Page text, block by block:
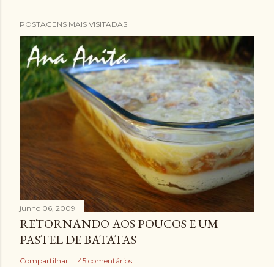
POSTAGENS MAIS VISITADAS
junho 06, 2009
RETORNANDO AOS POUCOS E UM
PASTEL DE BATATAS
Compartilhar 45 comentários